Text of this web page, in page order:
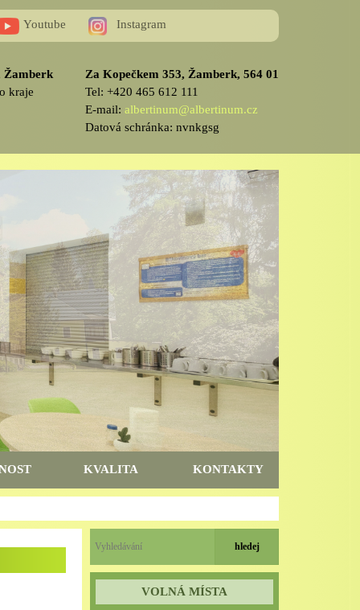
Youtube Instagram
Za Kopečkem 353, Žamberk, 564 01
Tel: +420 465 612 111
E-mail:albertinum@albertinum.cz
Datová schránka: nvnkgsg
Žamberk
kraje
KVALITA KONTAKTY
VOLNÁ MÍSTA